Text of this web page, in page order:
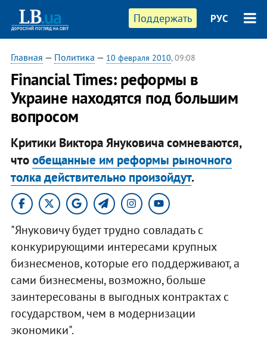
Поддержать РУС
Главная — Политика — 10 февраля 2010, 09:08
Financial Times: реформы в
Украине находятся под большим
вопросом
Критики Виктора Януковича сомневаются,
чтообещанные им реформы рыночного
толка действительно произойдут.
"Януковичу будет трудно совладать с
конкурирующими интересами крупных
бизнесменов, которые его поддерживают, а
сами бизнесмены, возможно, больше
заинтересованы в выгодных контрактах с
государством, чем в модернизации
экономики".